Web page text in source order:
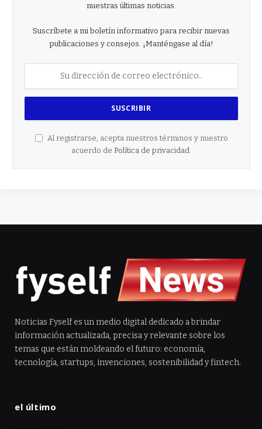
nuestras últimas noticias.
Suscríbete a mi boletín informativo para recibir nuevas
publicaciones y consejos. ¡Manténgase al día!
Al registrarse, acepta nuestros términos y nuestro
acuerdo de Política de privacidad
Noticias Fyself es un medio digital dedicado a brindar
información actualizada, precisa y relevante sobre los
temas que están moldeando el futuro: economía,
tecnología, startups, invenciones, sostenibilidad y fintech.
el último